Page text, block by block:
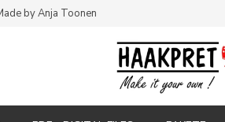
by Anja Toonen